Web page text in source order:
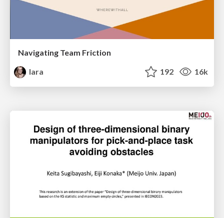
Navigating Team Friction
lara
192 16k